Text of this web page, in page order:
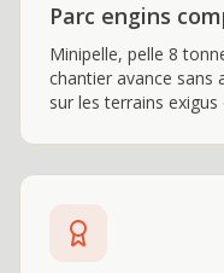
Parc engins
Minipelle, pelle 8
chantier avance
sur les terrains